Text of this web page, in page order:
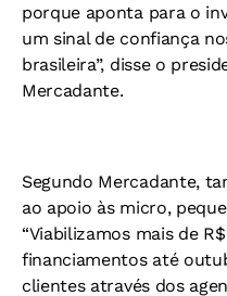
porque aponta para o
um sinal de confiança
brasileira”, disse o
Mercadante.
Segundo Mercadante,
ao apoio às micro,
“Viabilizamos mais de
financiamentos até
clientes através dos